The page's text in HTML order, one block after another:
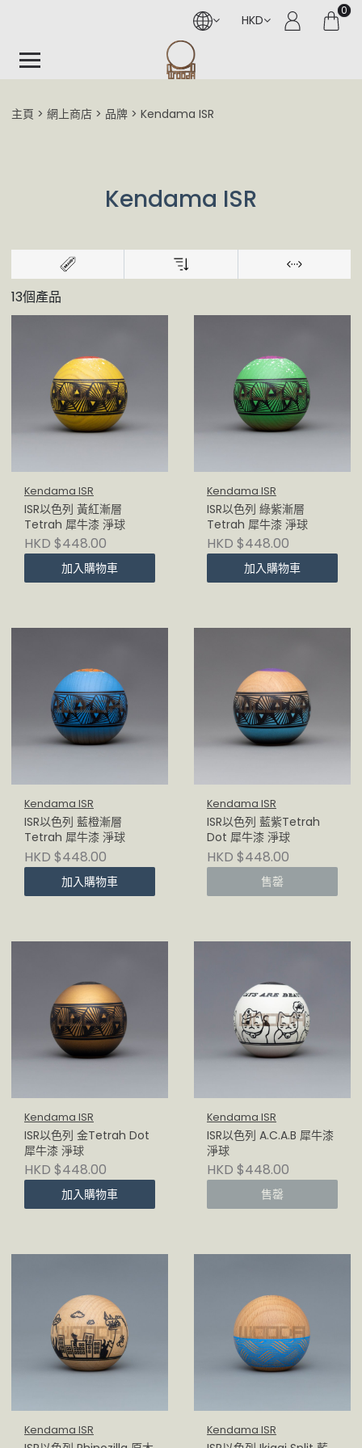
HKD
0
主頁 網上商店 品牌 Kendama ISR
Kendama ISR
13個產品
Kendama ISR
ISR以色列 黃紅漸層
Tetrah 犀牛漆 淨球
HKD $448.00
加入購物車
Kendama ISR
ISR以色列 綠紫漸層
Tetrah 犀牛漆 淨球
HKD $448.00
加入購物車
Kendama ISR
ISR以色列 藍橙漸層
Tetrah 犀牛漆 淨球
HKD $448.00
加入購物車
Kendama ISR
ISR以色列 藍紫Tetrah
Dot 犀牛漆 淨球
HKD $448.00
售罄
Kendama ISR
ISR以色列 金Tetrah Dot
犀牛漆 淨球
HKD $448.00
加入購物車
Kendama ISR
ISR以色列 A.C.A.B 犀牛漆
淨球
HKD $448.00
售罄
Kendama ISR Kendama ISR